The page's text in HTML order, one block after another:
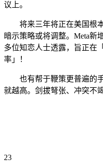
议上。
将来三年将正在美国根本
暗示策略或将调整。Meta新
多位知恋人士透露，旨正在
率」！
也有帮于鞭策更普遍的手
就越高。剑拔弩张、冲突不竭
23